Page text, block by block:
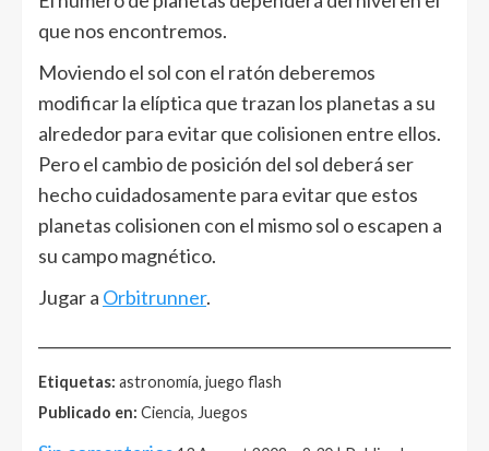
que nos encontremos.
Moviendo el sol con el ratón deberemos
modificar la elíptica que trazan los planetas a su
alrededor para evitar que colisionen entre ellos.
Pero el cambio de posición del sol deberá ser
hecho cuidadosamente para evitar que estos
planetas colisionen con el mismo sol o escapen a
su campo magnético.
Jugar a Orbitrunner.
Etiquetas: astronomía, juego flash
Publicado en: Ciencia, Juegos